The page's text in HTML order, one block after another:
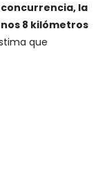
la
8 kilómetros
que